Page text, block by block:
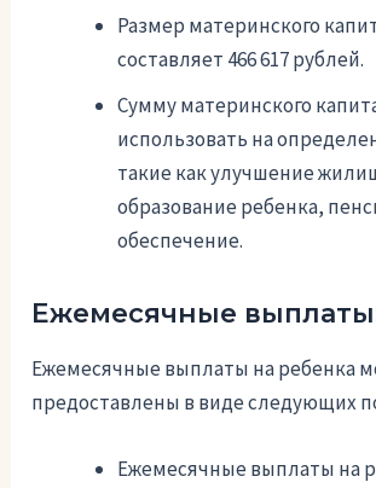
Размер материнского
составляет 466 617 рублей.
Сумму материнского
использовать на
такие как улучшение
образование ребенка,
обеспечение.
Ежемесячные
Ежемесячные выплаты на ребенка
предоставлены в виде следующих
Ежемесячные выплаты на